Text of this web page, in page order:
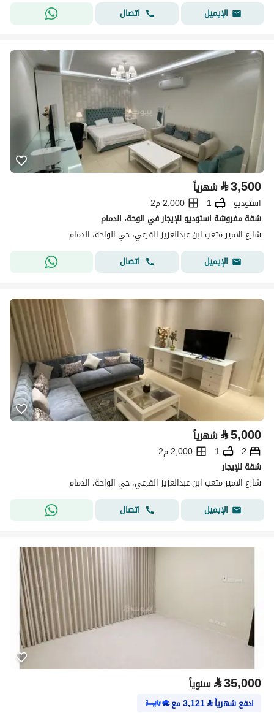
الإيميل اتصال
⃁3,500 شهرياً
استوديو 1
2,000 م2
شقة مفروشة استوديو للإيجار في الوحة، الدمام
شارع الامير متعب ابن عبدالعزيز الفرعي، حي الواحة، الدمام
الإيميل
اتصال
⃁5,000 شهرياً
2
1
2,000 م2
شقة للإيجار
شارع الامير متعب ابن عبدالعزيز الفرعي، حي الواحة، الدمام
الإيميل
اتصال
⃁35,000 سنوياً
ادفع شهرياً⃁
3,121مع